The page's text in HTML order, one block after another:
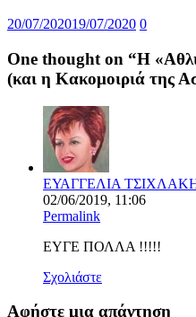
20/07/202019/07/2020 0
One thought on “Η
(και η Κακομοιριά της
ΕΥΑΓΓΕΛΙΑ
02/06/2019, 11:06
Permalink
ΕΥΓΕ ΠΟΛΛΑ !!!!!
Σχολιάστε
Αφήστε μια απάντηση